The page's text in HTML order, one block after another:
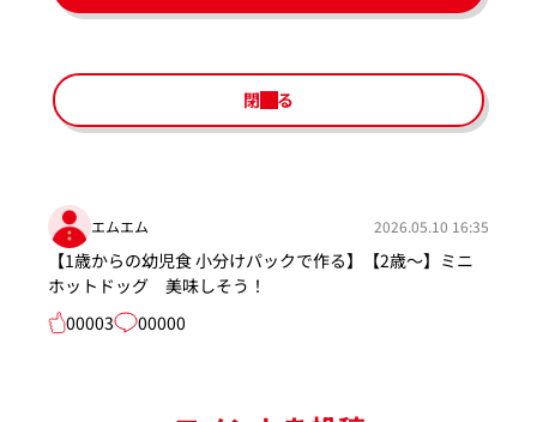
閉じる
エムエム 2026.05.10 16:35
【1歳からの幼児食 小分けパックで作る】【2歳～】ミニ
ホットドッグ 美味しそう！
00003
00000